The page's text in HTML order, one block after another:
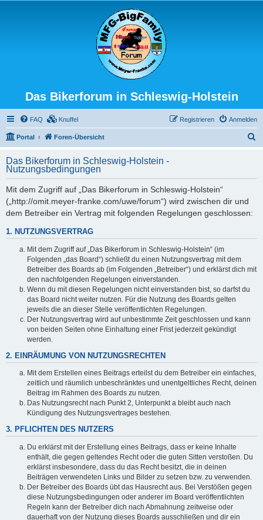
Das Bikerforum in Schleswig-Holstein
FAQ Knuffel Anmelden
Registrieren
Portal Foren-Übersicht
h
Das Bikerforum in Schleswig-Holstein -
Nutzungsbedingungen
Mit dem Zugriff auf „Das Bikerforum in Schleswig-Holstein“
(„http://omit.meyer-franke.com/uwe/forum“) wird zwischen dir und
dem Betreiber ein Vertrag mit folgenden Regelungen geschlossen:
1. NUTZUNGSVERTRAG
Mit dem Zugriff auf „Das Bikerforum in Schleswig-Holstein“ (im
Folgenden „das Board“) schließt du einen Nutzungsvertrag mit dem
Betreiber des Boards ab (im Folgenden „Betreiber“) und erklärst dich mit
den nachfolgenden Regelungen einverstanden.
Wenn du mit diesen Regelungen nicht einverstanden bist, so darfst du
das Board nicht weiter nutzen. Für die Nutzung des Boards gelten
jeweils die an dieser Stelle veröffentlichten Regelungen.
Der Nutzungsvertrag wird auf unbestimmte Zeit geschlossen und kann
von beiden Seiten ohne Einhaltung einer Frist jederzeit gekündigt
werden.
2. EINRÄUMUNG VON NUTZUNGSRECHTEN
Mit dem Erstellen eines Beitrags erteilst du dem Betreiber ein einfaches,
zeitlich und räumlich unbeschränktes und unentgeltliches Recht, deinen
Beitrag im Rahmen des Boards zu nutzen.
Das Nutzungsrecht nach Punkt 2, Unterpunkt a bleibt auch nach
Kündigung des Nutzungsvertrages bestehen.
3. PFLICHTEN DES NUTZERS
Du erklärst mit der Erstellung eines Beitrags, dass er keine Inhalte
enthält, die gegen geltendes Recht oder die guten Sitten verstoßen. Du
erklärst insbesondere, dass du das Recht besitzt, die in deinen
Beiträgen verwendeten Links und Bilder zu setzen bzw. zu verwenden.
Der Betreiber des Boards übt das Hausrecht aus. Bei Verstößen gegen
diese Nutzungsbedingungen oder anderer im Board veröffentlichten
Regeln kann der Betreiber dich nach Abmahnung zeitweise oder
dauerhaft von der Nutzung dieses Boards ausschließen und dir ein